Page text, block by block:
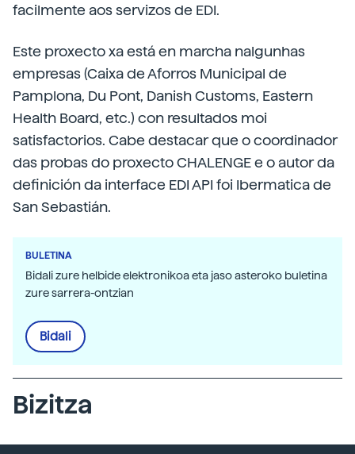
facilmente aos servizos de EDI.
Este proxecto xa está en marcha nalgunhas
empresas (Caixa de Aforros Municipal de
Pamplona, Du Pont, Danish Customs, Eastern
Health Board, etc.) con resultados moi
satisfactorios. Cabe destacar que o coordinador
das probas do proxecto CHALENGE e o autor da
definición da interface EDI API foi Ibermatica de
San Sebastián.
BULETINA
Bidali zure helbide elektronikoa eta jaso asteroko buletina
zure sarrera-ontzian
Bidali
Bizitza